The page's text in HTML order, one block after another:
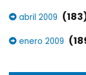
abril 2009
enero 2009